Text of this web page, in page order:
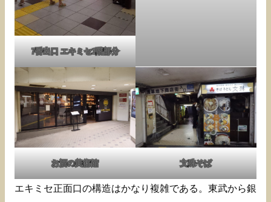
7番出口 エキミセ1階部分
お酒の美術館 文殊そば
エキミセ正面口の構造はかなり複雑である。東武から銀